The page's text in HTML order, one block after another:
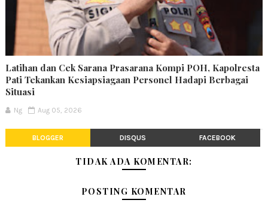
Latihan dan Cek Sarana Prasarana Kompi POH, Kapolresta
Pati Tekankan Kesiapsiagaan Personel Hadapi Berbagai
Situasi
Ng Aug 05, 2026
BLOGGER DISQUS FACEBOOK
TIDAK ADA KOMENTAR:
POSTING KOMENTAR